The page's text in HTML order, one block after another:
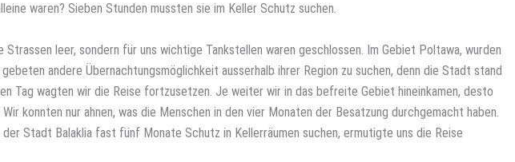
waren? Sieben Stunden mussten sie im Keller Schutz suchen.
Strassen leer, sondern für uns wichtige Tankstellen waren geschlossen. Im Gebiet Poltawa, wurden
andere Übernachtungsmöglichkeit ausserhalb ihrer Region zu suchen, denn die Stadt stand
Tag wagten wir die Reise fortzusetzen. Je weiter wir in das befreite Gebiet hineinkamen, desto
konnten nur ahnen, was die Menschen in den vier Monaten der Besatzung durchgemacht haben.
der Stadt Balaklia fast fünf Monate Schutz in Kellerräumen suchen, ermutigte uns die Reise